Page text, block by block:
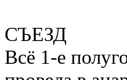
СЪЕЗД
Всё 1-е